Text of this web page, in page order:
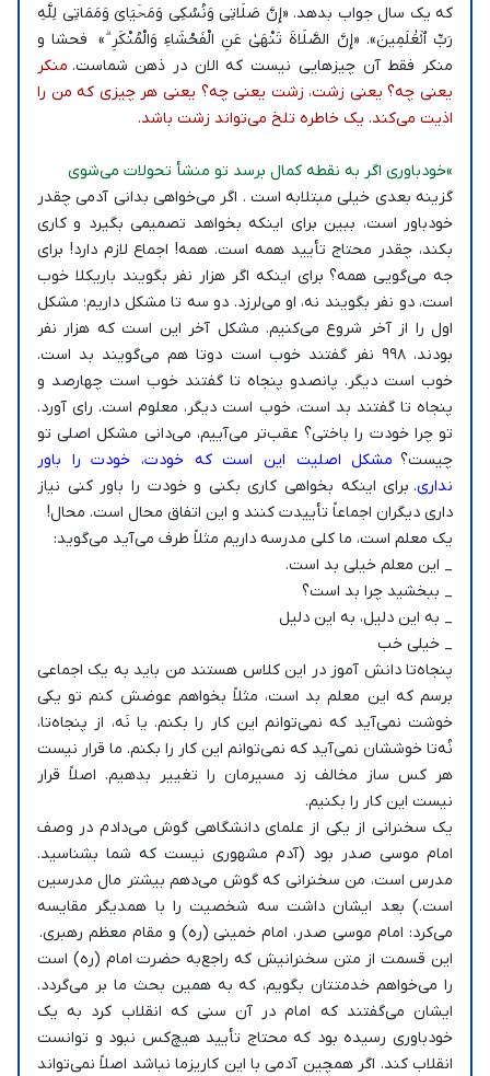
که یک سال جواب بدهد. «إِنَّ صَلَاتِي وَنُسُكِي وَمَحۡيَايَ وَمَمَاتِي لِلَّهِ
رَبِّ ٱلۡعَٰلَمِينَ». «إِنَّ الصَّلَاةَ تَنْهَىٰ عَنِ الْفَحْشَاءِ وَالْمُنْكَرِ ۗ» فحشا و
منکر فقط آن‌ چیزهایی نیست که الان در ذهن شماست. منکر
یعنی چه؟ یعنی زشت، زشت یعنی چه؟ یعنی هر چیزی که من را
اذیت می‌کند. یک خاطره تلخ می‌تواند زشت باشد.
»خودباوری اگر به نقطه کمال برسد تو منشأ تحولات می‌شوی
گزینه بعدی خیلی مبتلابه است . اگر می‌خواهی بدانی آدمی چقدر
خودباور است، ببین برای اینکه بخواهد تصمیمی بگیرد و کاری
بکند، چقدر محتاج تأیید همه است. همه! اجماع لازم دارد! برای
جه می‌گویی همه؟ برای اینکه اگر هزار نفر بگویند باریکلا خوب
است، دو نفر بگویند نه، او می‌لرزد. دو سه‌ تا مشکل داریم؛ مشکل
اول را از آخر شروع می‌کنیم. مشکل آخر این است که هزار نفر
بودند، ۹۹۸ نفر گفتند خوب است دوتا هم می‌گویند بد است.
خوب است دیگر. پانصدو پنجاه‌ تا گفتند خوب است چهارصد و
پنجاه تا گفتند بد است، خوب است دیگر، معلوم است. رای آورد.
تو چرا خودت را باختی؟ عقب‌تر می‌آییم، می‌دانی مشکل اصلی تو
چیست؟ مشکل اصلیت این است که خودت، خودت را باور
نداری. برای اینکه بخواهی کاری بکنی و خودت را باور کنی نیاز
داری دیگران اجماعاً تأییدت کنند و این اتفاق محال است. محال!
یک معلم است، ما کلی مدرسه داریم مثلاً طرف می‌آید می‌گوید:
_ این معلم خیلی بد است.
_ ببخشید چرا بد است؟
_ به این دلیل، به این دلیل
_ خیلی خب
پنجاه‌تا دانش آموز در این کلاس هستند من باید به یک اجماعی
برسم که این معلم بد است، مثلاً بخواهم عوضش کنم تو یکی
خوشت نمی‌آید که نمی‌توانم این کار را بکنم. یا نَه، از پنجاه‌تا،
نُه‌تا خوششان نمی‌آید که نمی‌توانم این کار را بکنم. ما قرار نیست
هر کس ساز مخالف زد مسیرمان را تغییر بدهیم. اصلاً قرار
نیست این کار را بکنیم.
یک سخنرانی از یکی از علمای دانشگاهی گوش می‌دادم در وصف
امام موسی صدر بود (آدم مشهوری نیست که شما بشناسید.
مدرس است، من سخنرانی که گوش می‌دهم بیشتر مال مدرسین
است.) بعد ایشان داشت سه شخصیت را با همدیگر مقایسه
می‌کرد: امام موسی صدر، امام خمینی (ره) و مقام معظم رهبری.
این قسمت از متن سخنرانیش که راجع‌به حضرت امام (ره) است
را می‌خواهم خدمتتان بگویم، که به همین بحث ما بر می‌گردد.
ایشان می‌گفتند که امام در آن سنی که انقلاب کرد به یک
خودباوری رسیده بود که محتاج تأیید هیچ‌کس نبود و توانست
انقلاب کند. اگر همچین آدمی با این کاریزما نباشد اصلاً نمی‌تواند